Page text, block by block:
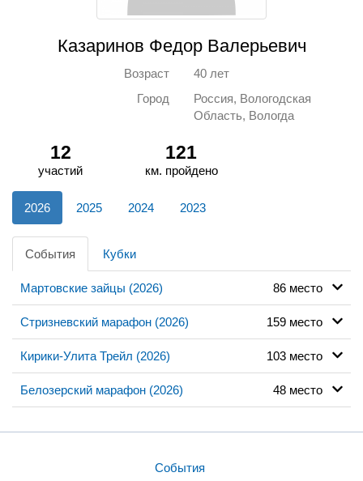
Казаринов Федор Валерьевич
Возраст
40 лет
Город
Россия, Вологодская
Область, Вологда
12
участий
121
км. пройдено
2026 2025 2024 2023
События Кубки
Мартовские зайцы (2026) 86 место
Стризневский марафон (2026) 159 место
Кирики-Улита Трейл (2026) 103 место
Белозерский марафон (2026) 48 место
События